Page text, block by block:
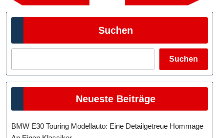
Beitrag
Suchen
Suchen
Neueste Beiträge
BMW E30 Touring Modellauto: Eine Detailgetreue Hommage